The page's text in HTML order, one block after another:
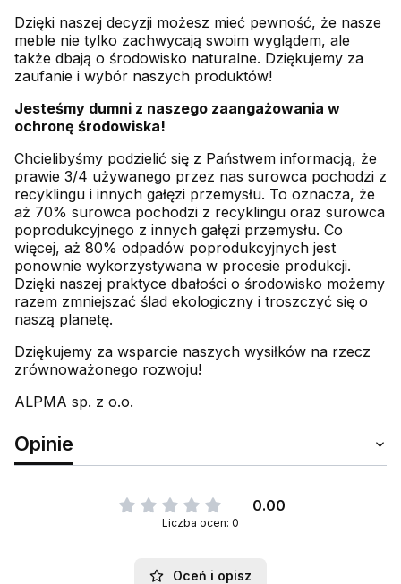
Dzięki naszej decyzji możesz mieć pewność, że nasze
meble nie tylko zachwycają swoim wyglądem, ale
także dbają o środowisko naturalne. Dziękujemy za
zaufanie i wybór naszych produktów!
Jesteśmy dumni z naszego zaangażowania w
ochronę środowiska!
Chcielibyśmy podzielić się z Państwem informacją, że
prawie 3/4 używanego przez nas surowca pochodzi z
recyklingu i innych gałęzi przemysłu. To oznacza, że
aż 70% surowca pochodzi z recyklingu oraz surowca
poprodukcyjnego z innych gałęzi przemysłu. Co
więcej, aż 80% odpadów poprodukcyjnych jest
ponownie wykorzystywana w procesie produkcji.
Dzięki naszej praktyce dbałości o środowisko możemy
razem zmniejszać ślad ekologiczny i troszczyć się o
naszą planetę.
Dziękujemy za wsparcie naszych wysiłków na rzecz
zrównoważonego rozwoju!
ALPMA sp. z o.o.
Opinie
0.00
Liczba ocen: 0
Oceń i opisz